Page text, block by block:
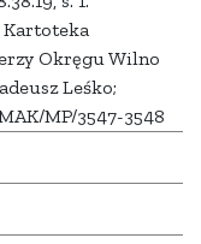
Kartoteka
Okręgu Wilno
Leśko;
MP/3547-3548